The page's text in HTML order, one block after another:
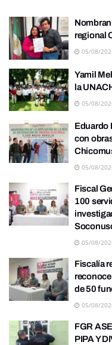
regional
05/08/
Yamil
la
05/08/
Eduardo
con
05/08/
Fiscal
100
05/08/
Fiscalía
de 50
05/08/
FGR
PIPA Y